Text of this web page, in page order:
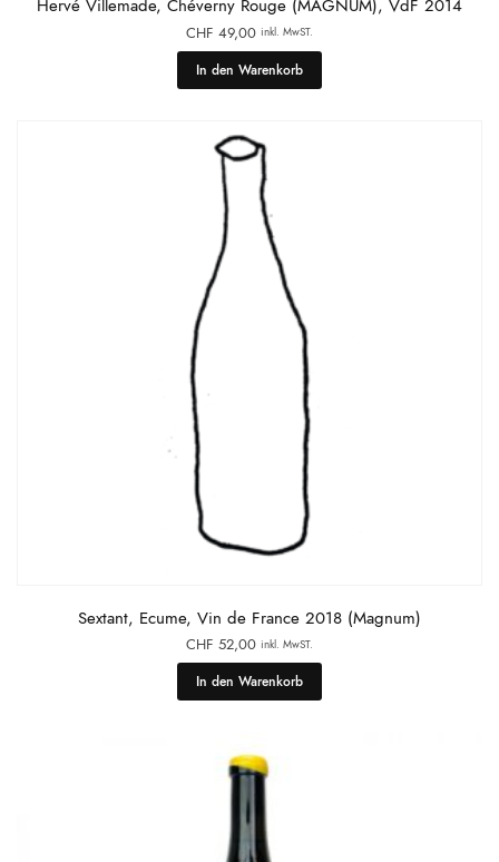
Hervé Villemade, Chéverny Rouge (MAGNUM), VdF 2014
CHF 49,00 inkl. MwST.
In den Warenkorb
Sextant, Ecume, Vin de France 2018 (Magnum)
CHF 52,00 inkl. MwST.
In den Warenkorb